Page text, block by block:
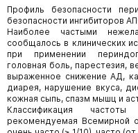
Профиль безопасности
безопасности ингибиторов
Наиболее частыми
сообщалось в клинических
при применении
головная боль, парестезия,
выраженное снижение АД,
диарея, нарушение вкуса,
кожная сыпь, спазм мышц и
Классификация
рекомендуемая Всемирной